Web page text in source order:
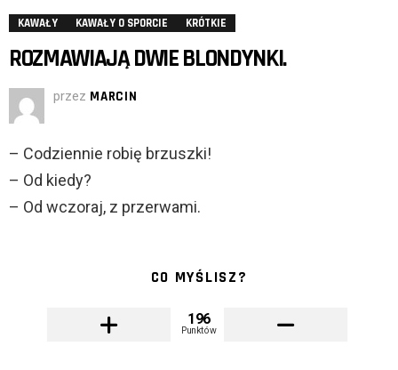
KAWAŁY KAWAŁY O SPORCIE KRÓTKIE
ROZMAWIAJĄ DWIE BLONDYNKI.
przez MARCIN
– Codziennie robię brzuszki!
– Od kiedy?
– Od wczoraj, z przerwami.
CO MYŚLISZ?
196
Punktów